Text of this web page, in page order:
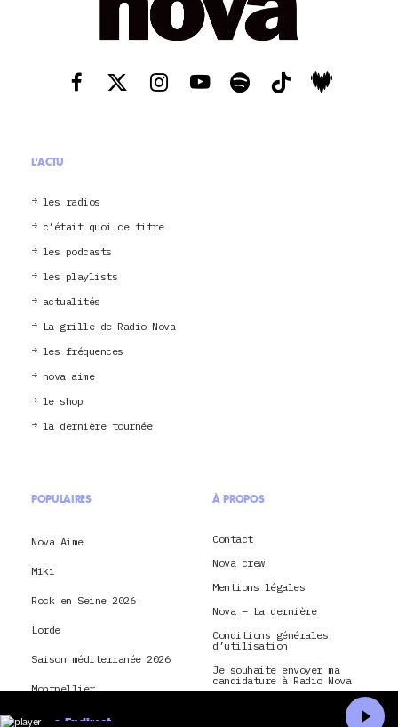
L'ACTU
les radios
c’était quoi ce titre
les podcasts
les playlists
actualités
La grille de Radio Nova
les fréquences
nova aime
le shop
la dernière tournée
POPULAIRES
Nova Aime
Miki
Rock en Seine 2026
Lorde
Saison méditerranée 2026
Montpellier
Paris
À PROPOS
Contact
Nova crew
Mentions légales
Nova – La dernière
Conditions générales
d’utilisation
Je souhaite envoyer ma
candidature à Radio Nova
d’utilisation et politique
En direct